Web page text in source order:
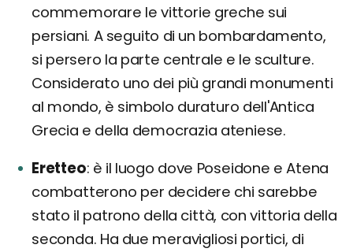
commemorare le vittorie greche sui
persiani. A seguito di un bombardamento,
si persero la parte centrale e le sculture.
Considerato uno dei più grandi monumenti
al mondo, è simbolo duraturo dell'Antica
Grecia e della democrazia ateniese.
Eretteo è il luogo dove Poseidone e Atena
combatterono per decidere chi sarebbe
stato il patrono della città, con vittoria della
seconda. Ha due meravigliosi portici, di